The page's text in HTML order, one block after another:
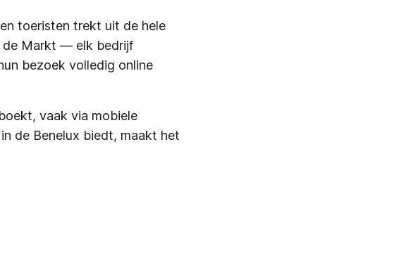
toeristen trekt uit de hele
de Markt — elk bedrijf
bezoek volledig online
vaak via mobiele
de Benelux biedt, maakt het